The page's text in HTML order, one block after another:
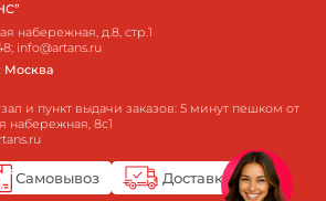
набережная, д.8, стр.1
; info@artans.ru
Москва
и пункт выдачи заказов: 5 минут пешком от
набережная, 8с1
Самовывоз Доставка